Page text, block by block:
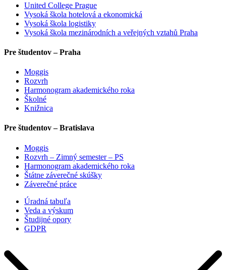
United College Prague
Vysoká škola hotelová a ekonomická
Vysoká škola logistiky
Vysoká škola mezinárodních a veřejných vztahů Praha
Pre študentov – Praha
Moggis
Rozvrh
Harmonogram akademického roka
Školné
Knižnica
Pre študentov – Bratislava
Moggis
Rozvrh – Zimný semester – PS
Harmonogram akademického roka
Štátne záverečné skúšky
Záverečné práce
Úradná tabuľa
Veda a výskum
Študijné opory
GDPR